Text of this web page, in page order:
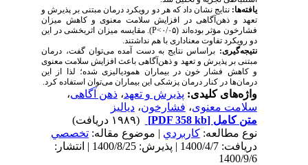
یافته‌ها:نتایج نشان داد که هر دو رویکرد درمان مبتنی بر پذیرش و
تعهد و ذهن‌آگاهی در افزایش سلامت معنوی و کاهش میزان
فشارخون مؤثر بوده‌اند (۰/۰۵>
P). مقایسه میزان اثربخشی در این
دو رویکرد تفاوت معناداری با هم نداشتند.
نتیجه‌گیری:براساس نتایج به دست آمده می‌توان گفت، درمان
مبتنی بر پذیرش و تعهد و ذهن‌آگاهی باعث افزایش سلامت معنوی
و کاهش فشار خون در بیماران همودیالیزی شده؛ لذا از این
درمان‌ها در کنار درمان پزشکی این بیماران می‌توان استفاده کرد.
واژه‌های کلیدی:پذیرش و تعهد،ذهن آگاهی،
سلامت معنوی،فشارخون،دیالیز
متن کامل[PDF 358 kb]
نوع مطالعه:كاربردي| موضوع مقاله:تخصصي
دریافت: 1400/4/7 | پذیرش: 1400/8/25 | انتشار:
1400/9/6